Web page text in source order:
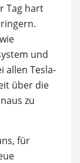
Tag hart
und
allen Tesla-
über die
zu
für